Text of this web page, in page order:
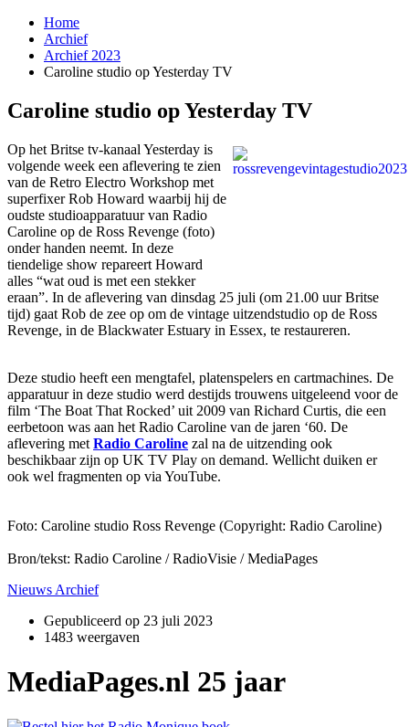
Home
Archief
Archief 2023
Caroline studio op Yesterday TV
Caroline studio op Yesterday TV
Op het Britse tv-kanaal Yesterday is
volgende week een aflevering te zien
van de Retro Electro Workshop met
superfixer Rob Howard waarbij hij de
oudste studioapparatuur van Radio
Caroline op de Ross Revenge (foto)
onder handen neemt. In deze
tiendelige show repareert Howard
alles “wat oud is met een stekker
eraan”. In de aflevering van dinsdag 25 juli (om 21.00 uur Britse
tijd) gaat Rob de zee op om de ​​vintage uitzendstudio op de Ross
Revenge, in de Blackwater Estuary in Essex, te restaureren.
Deze studio heeft een mengtafel, platenspelers en cartmachines. De
apparatuur in deze studio werd destijds trouwens uitgeleend voor de
film ‘The Boat That Rocked’ uit 2009 van Richard Curtis, die een
eerbetoon was aan het Radio Caroline van de jaren ‘60. De
aflevering met Radio Caroline zal na de uitzending ook
beschikbaar zijn op UK TV Play on demand. Wellicht duiken er
ook wel fragmenten op via YouTube.
Foto: Caroline studio Ross Revenge (Copyright: Radio Caroline)
Bron/tekst: Radio Caroline / RadioVisie / MediaPages
Nieuws Archief
Gepubliceerd op 23 juli 2023
1483 weergaven
MediaPages.nl 25 jaar